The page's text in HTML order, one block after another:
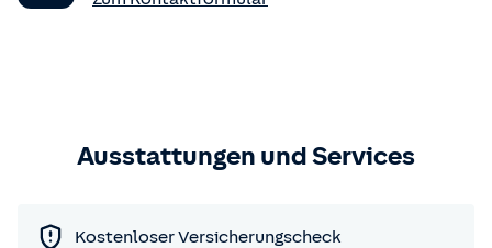
Ausstattungen und Services
Kostenloser Versicherungscheck